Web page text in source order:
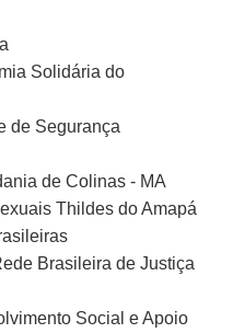
Solidária do
de Segurança
de Colinas - MA
Thildes do Amapá
Brasileira de Justiça
Social e Apoio